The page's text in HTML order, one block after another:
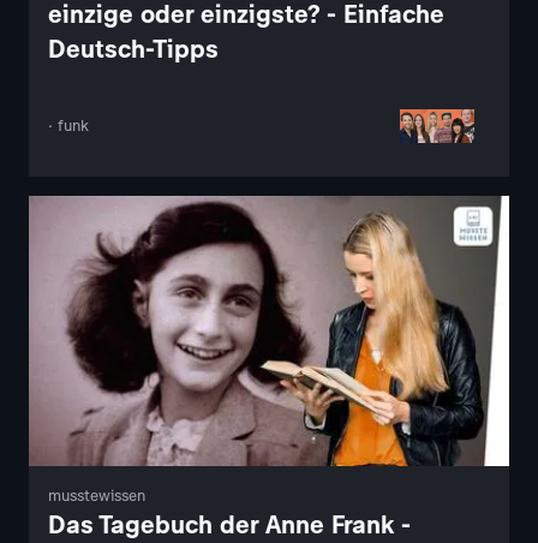
einzige oder einzigste? - Einfache
Deutsch-Tipps
· funk
musstewissen
Das Tagebuch der Anne Frank -